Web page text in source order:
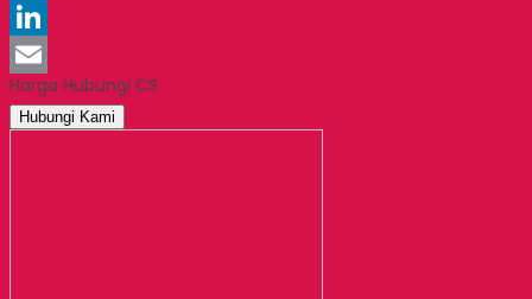
Pinterest
LinkedIn
Email
Harga Hubungi CS
Hubungi Kami